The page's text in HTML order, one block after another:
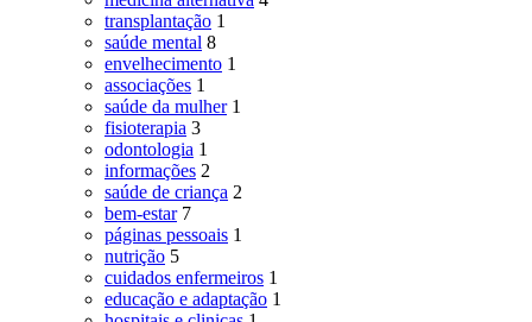
transplantação 1
saúde mental 8
envelhecimento 1
associações 1
saúde da mulher 1
fisioterapia 3
odontologia 1
informações 2
saúde de criança 2
bem-estar 7
páginas pessoais 1
nutrição 5
cuidados enfermeiros 1
educação e adaptação 1